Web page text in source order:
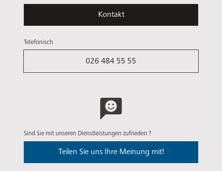
Kontakt
Telefonisch
026 484 55 55
Sind Sie mit unseren Dienstleistungen zufrieden ?
Teilen Sie uns Ihre Meinung mit!